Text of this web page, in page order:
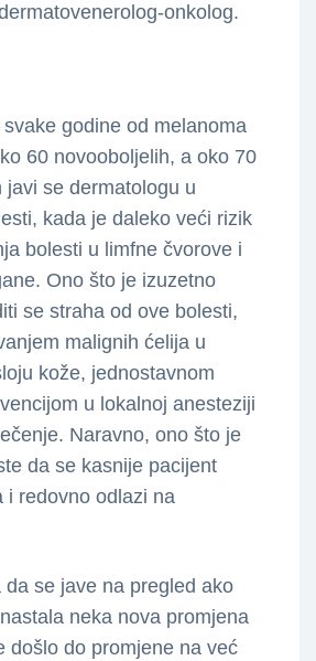
onkolog.
godine od melanoma
60 novooboljelih, a oko 70
javi se dermatologu u
kada je daleko veći rizik
bolesti u limfne čvorove i
Ono što je izuzetno
se straha od ove bolesti,
malignih ćelija u
kože, jednostavnom
u lokalnoj anesteziji
Naravno, ono što je
da se kasnije pacijent
i redovno odlazi na
da se jave na pregled ako
neka nova promjena
došlo do promjene na već